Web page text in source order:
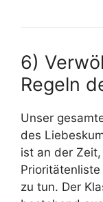
6)
Regeln
Unser
des
ist an der
zu tun. Der